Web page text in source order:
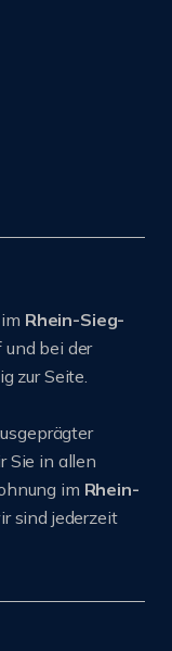
im Rhein-Sieg-
bei der
zur Seite.
Sie in allen
im Rhein-
sind jederzeit